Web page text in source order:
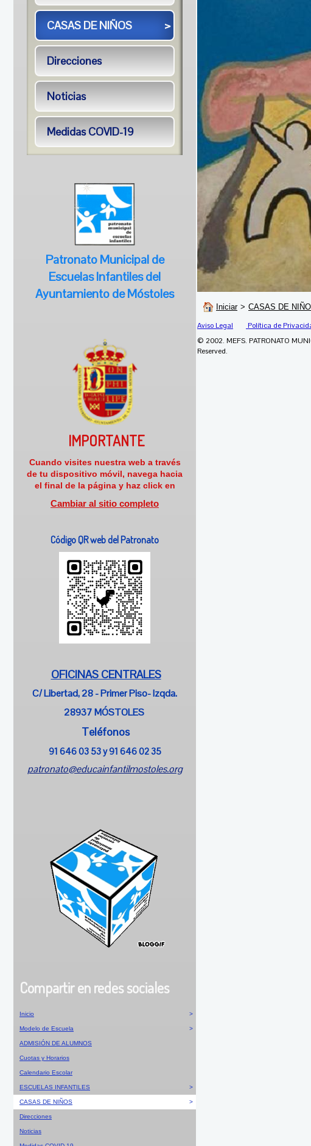
>
CASAS DE NIÑOS
Direcciones
Noticias
Medidas COVID-19
Patronato Municipal de
Escuelas Infantiles del
Ayuntamiento de Móstoles
IMPORTANTE
Cuando visites nuestra web a través
de tu dispositivo móvil, navega hacia
el final de la página y haz click en
Cambiar al sitio completo
Código QR web del Patronato
OFICINAS CENTRALES
C/ Libertad, 28 - Primer Piso- Izqda.
28937 MÓSTOLES
Teléfonos
91 646 03 53 y91 646 02 35
patronato@educainfantilmostoles.org
Compartir en redes sociales
>
Inicio
>
Modelo de Escuela
ADMISIÓN DE ALUMNOS
Cuotas y Horarios
Calendario Escolar
>
ESCUELAS INFANTILES
>
CASAS DE NIÑOS
Direcciones
Noticias
Iniciar > CASAS DE
Aviso Legal
Política de
© 2002. MEFS. PATRONATO
Reserved.